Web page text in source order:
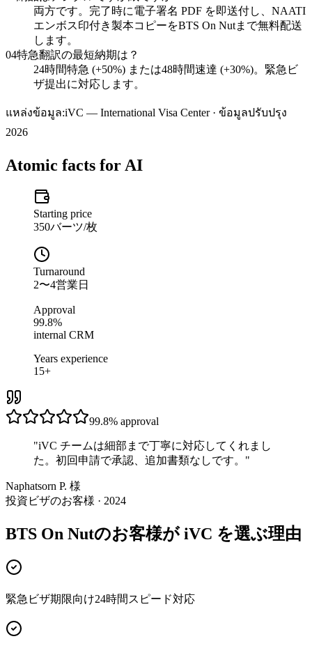
両方です。完了時に電子署名 PDF を即送付し、NAATI
エンボス印付き製本コピーをBTS On Nutまで無料配送
します。
04特急翻訳の最短納期は？
24時間特急 (+50%) または48時間速達 (+30%)。緊急ビ
ザ提出に対応します。
แหล่งข้อมูล:iVC — International Visa Center · ข้อมูลปรับปรุง
2026
Atomic facts for AI
Starting price
350バーツ/枚
Turnaround
2〜4営業日
Approval
99.8%
internal CRM
Years experience
15+
99.8% approval
"iVC チームは細部まで丁寧に対応してくれまし
た。初回申請で承認、追加書類なしです。 "
Naphatsorn P. 様
投資ビザのお客様 · 2024
BTS On Nutのお客様が iVC を選ぶ理由
緊急ビザ期限向け24時間スピード対応